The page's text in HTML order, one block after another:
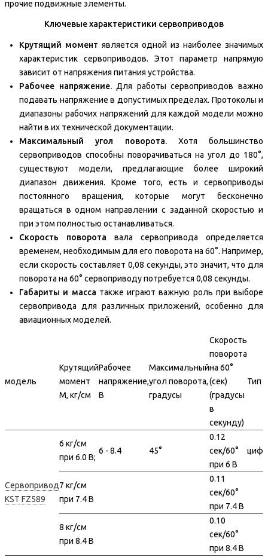
прочие подвижные элементы.
Ключевые характеристики сервоприводов
Крутящий момент является одной из наиболее значимых
характеристик сервоприводов. Этот параметр напрямую
зависит от напряжения питания устройства.
Рабочее напряжение. Для работы сервоприводов важно
подавать напряжение в допустимых пределах. Протоколы и
диапазоны рабочих напряжений для каждой модели можно
найти в их технической документации.
Максимальный угол поворота. Хотя большинство
сервоприводов способны поворачиваться на угол до 180°,
существуют модели, предлагающие более широкий
диапазон движения. Кроме того, есть и сервоприводы
постоянного вращения, которые могут бесконечно
вращаться в одном направлении с заданной скоростью и
при этом полностью останавливаться.
Скорость поворота вала сервопривода определяется
временем, необходимым для его поворота на 60°. Например,
если скорость составляет 0,08 секунды, это значит, что для
поворота на 60° сервоприводу потребуется 0,08 секунды.
Габариты и масса также играют важную роль при выборе
сервопривода для различных приложений, особенно для
авиационных моделей.
модель
Крутящий
момент
M, кг/см
Рабочее
напряжение,
В
Максимальный
угол поворота,
градусы
Скорость
поворота
на 60°
(сек)
(градусы
в
секунду)
Тип
Сервопривод
KST FZ589
6 кг/см
при 6.0 В;
6 - 8.4 45°
0.12
сек/60°
при 6 В
7 кг/см
при 7.4 В
0.11
сек/60°
при 7.4 В
8 кг/см
при 8.4 В
0.10
сек/60°
при 8.4 В